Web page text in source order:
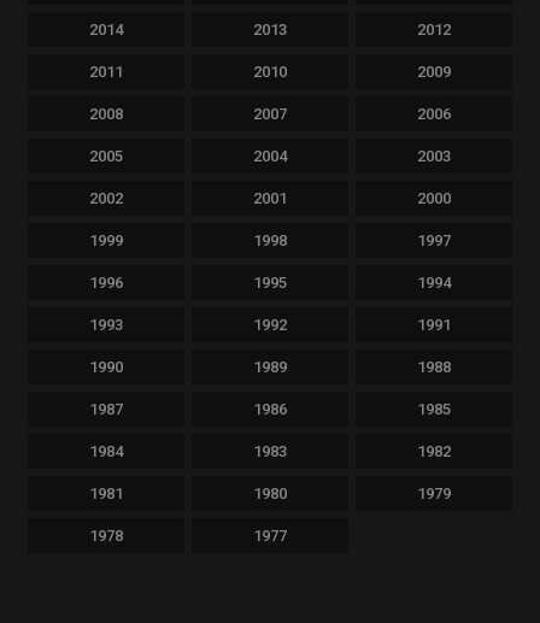
2014 2013 2012
2011 2010 2009
2008 2007 2006
2005 2004 2003
2002 2001 2000
1999 1998 1997
1996 1995 1994
1993 1992 1991
1990 1989 1988
1987 1986 1985
1984 1983 1982
1981 1980 1979
1978 1977